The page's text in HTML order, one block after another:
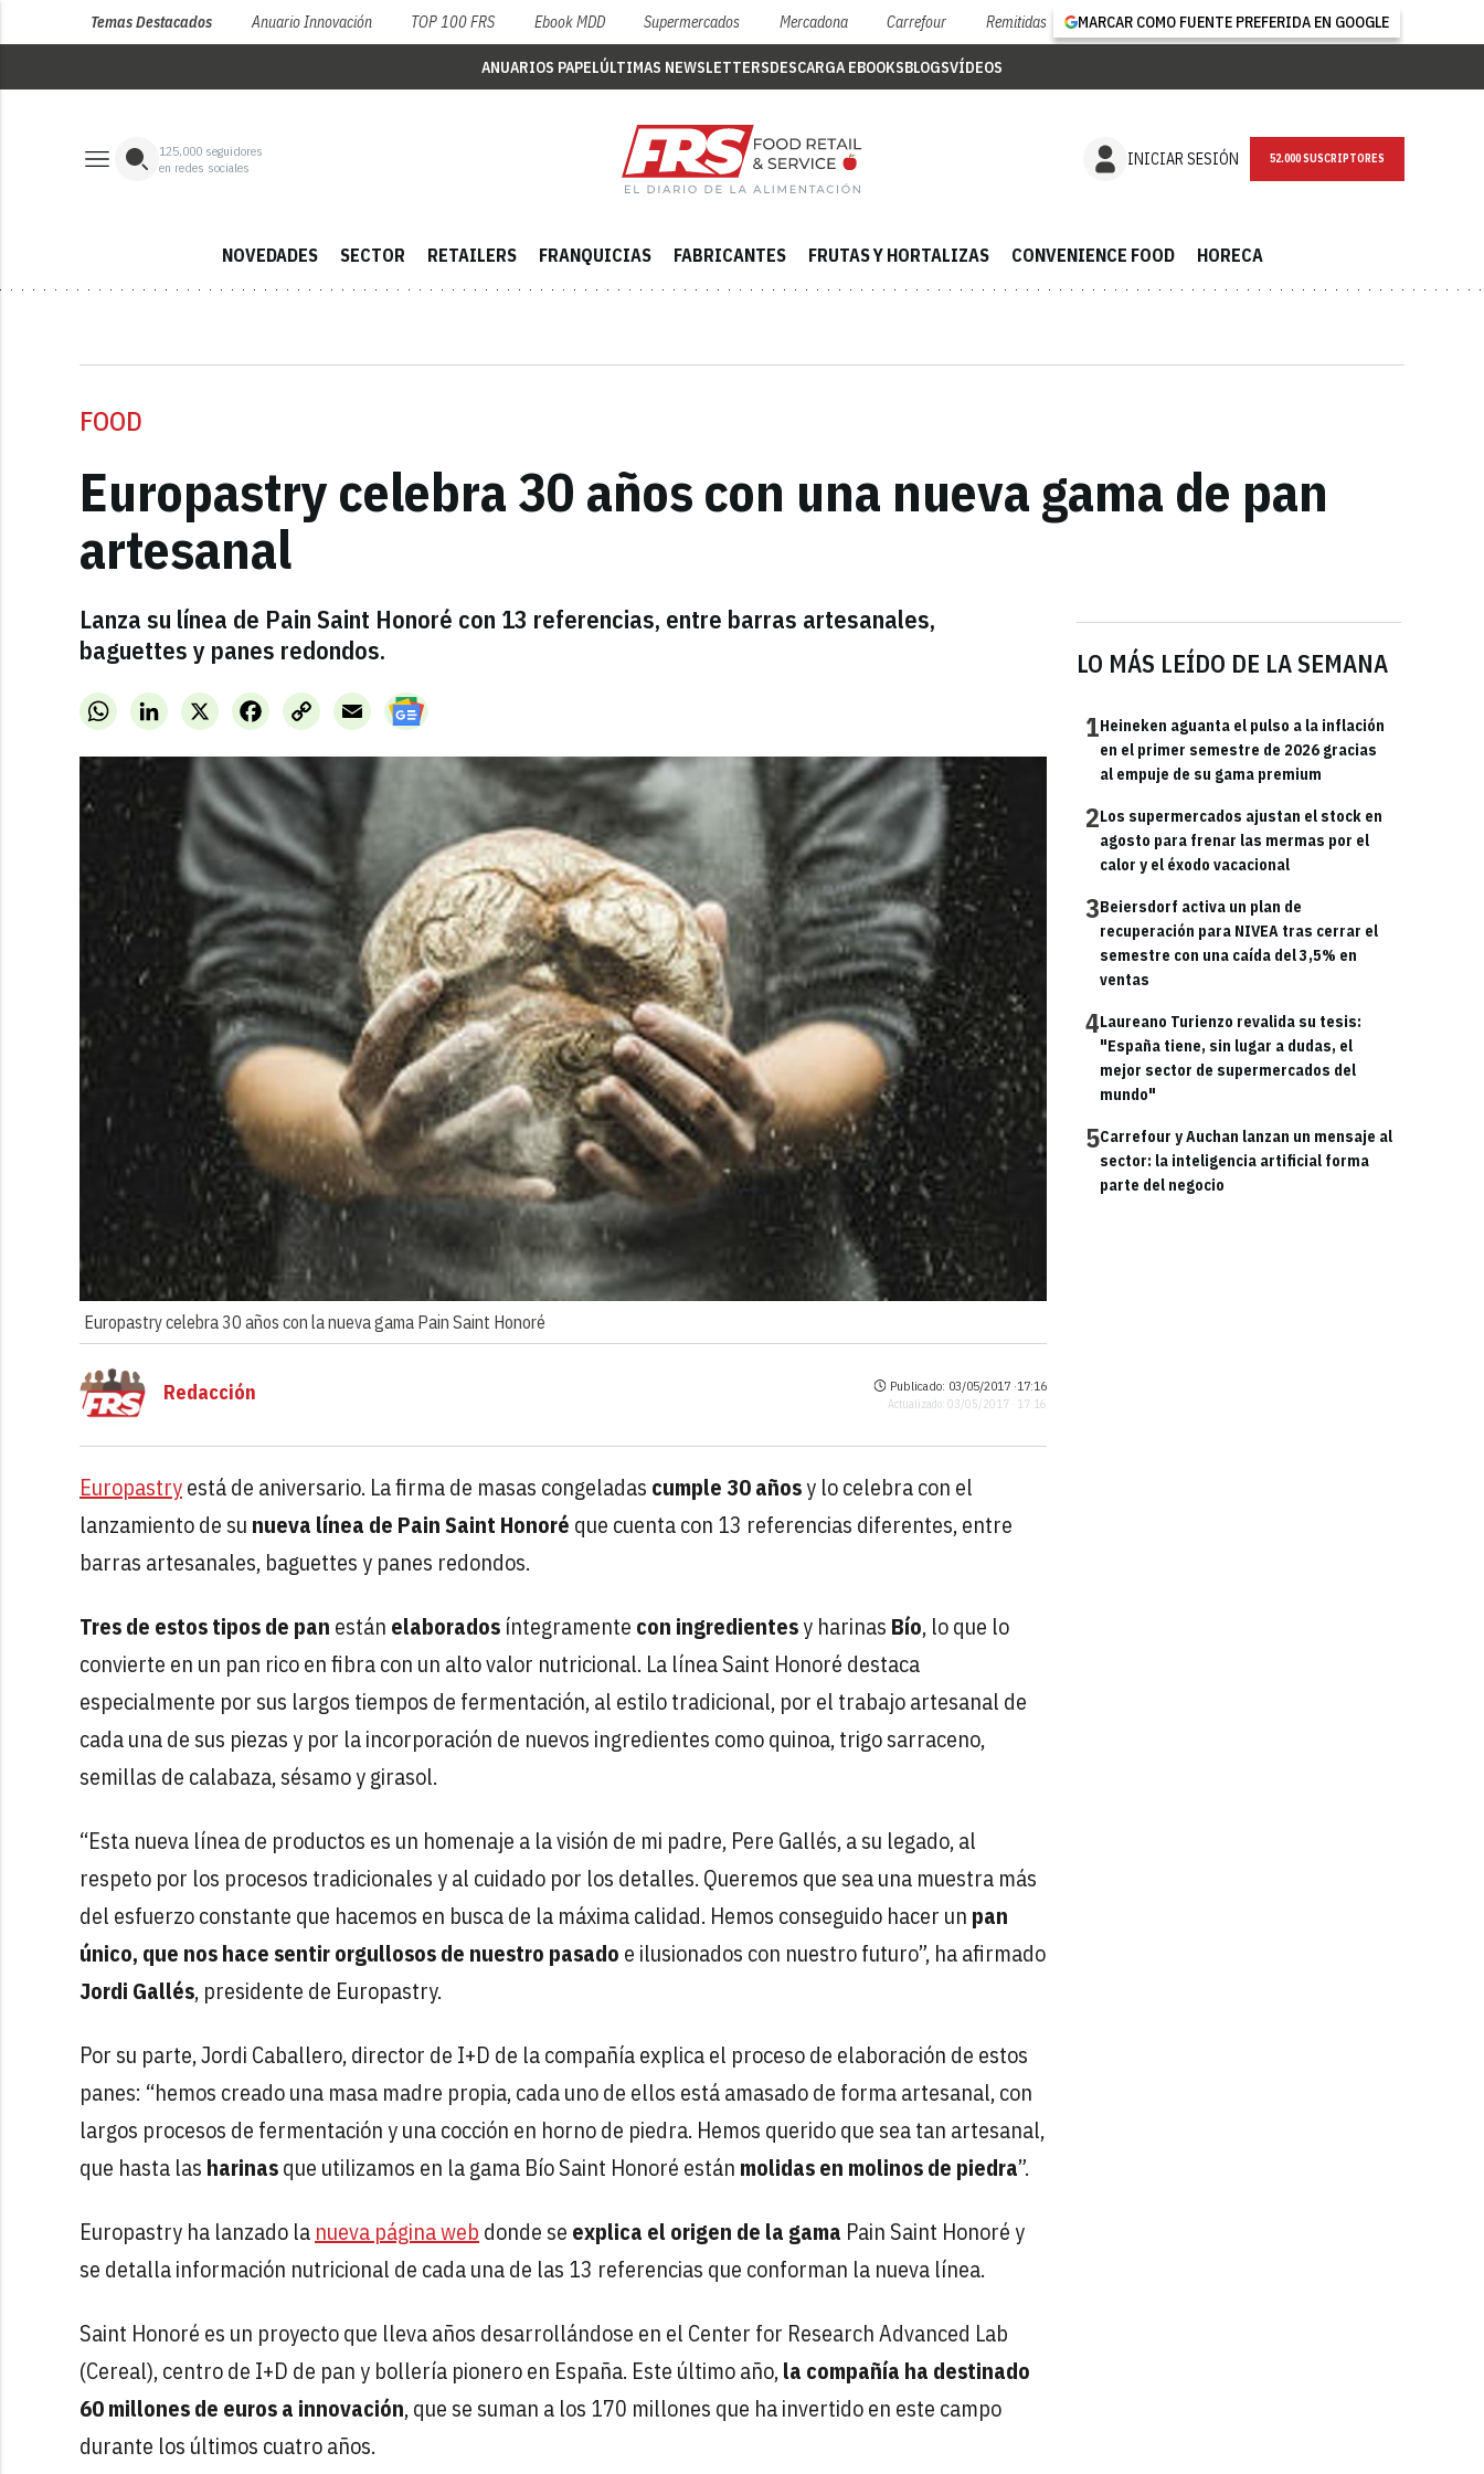
Temas Destacados Anuario Innovación TOP 100 FRS Ebook MDD Supermercados Mercadona Carrefour Remitidas MARCAR COMO FUENTE PREFERIDA EN GOOGLE
ANUARIOS PAPELÚLTIMAS NEWSLETTERSDESCARGA EBOOKSBLOGSVÍDEOS
125,000 seguidores
en redes sociales
INICIAR SESIÓN NEWSLETTER
NOVEDADES SECTOR RETAILERS FRANQUICIAS FABRICANTES FRUTAS Y HORTALIZAS CONVENIENCE FOOD HORECA
FOOD
Europastry celebra 30 años con una nueva gama de pan
artesanal
Lanza su línea de Pain Saint Honoré con 13 referencias, entre barras artesanales,
baguettes y panes redondos.
WhatsAppLinkedInX FacebookCopy
Link
Email
Europastry celebra 30 años con la nueva gama Pain Saint Honoré
LO MÁS LEÍDO DE LA SEMANA
1Heineken aguanta el pulso a la inflación
en el primer semestre de 2026 gracias
al empuje de su gama premium
2Los supermercados ajustan el stock en
agosto para frenar las mermas por el
calor y el éxodo vacacional
3Beiersdorf activa un plan de
recuperación para NIVEA tras cerrar el
semestre con una caída del 3,5% en
ventas
4Laureano Turienzo revalida su tesis:
"España tiene, sin lugar a dudas, el
mejor sector de supermercados del
mundo"
5Carrefour y Auchan lanzan un mensaje al
sector: la inteligencia artificial forma
parte del negocio
Redacción Publicado: 03/05/2017 ·17:16
Actualizado: 03/05/2017 · 17:16
Europastryestá de aniversario. La firma de masas congeladas cumple 30 añosy lo celebra con el
lanzamiento de su nueva línea de Pain Saint Honoré que cuenta con 13 referencias diferentes, entre
barras artesanales, baguettes y panes redondos.
Tres de estos tipos de pan están elaborados íntegramente con ingredientesy harinas Bío, lo que lo
convierte en un pan rico en fibra con un alto valor nutricional. La línea Saint Honoré destaca
especialmente por sus largos tiempos de fermentación, al estilo tradicional, por el trabajo artesanal de
cada una de sus piezas y por la incorporación de nuevos ingredientes como quinoa, trigo sarraceno,
semillas de calabaza, sésamo y girasol.
“Esta nueva línea de productos es un homenaje a la visión de mi padre, Pere Gallés, a su legado, al
respeto por los procesos tradicionales y al cuidado por los detalles. Queremos que sea una muestra más
del esfuerzo constante que hacemos en busca de la máxima calidad. Hemos conseguido hacer un pan
único, que nos hace sentir orgullosos de nuestro pasado e ilusionados con nuestro futuro”, ha afirmado
Jordi Gallés, presidente de Europastry.
Por su parte, Jordi Caballero, director de I+D de la compañía explica el proceso de elaboración de estos
panes: “hemos creado una masa madre propia, cada uno de ellos está amasado de forma artesanal, con
largos procesos de fermentación y una cocción en horno de piedra. Hemos querido que sea tan artesanal,
que hasta las harinasque utilizamos en la gama Bío Saint Honoré están molidas en molinos de piedra”.
Europastry ha lanzado la nueva página web donde se explica el origen de la gama Pain Saint Honoré y
se detalla información nutricional de cada una de las 13 referencias que conforman la nueva línea.
Saint Honoré es un proyecto que lleva años desarrollándose en el Center for Research Advanced Lab
(Cereal), centro de I+D de pan y bollería pionero en España. Este último año,la compañía ha destinado
60 millones de euros a innovación, que se suman a los 170 millones que ha invertido en este campo
durante los últimos cuatro años.